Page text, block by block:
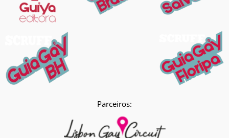
Parceiros: